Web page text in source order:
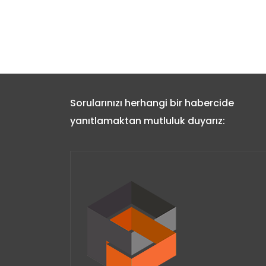
Sorularınızı herhangi bir habercide
yanıtlamaktan mutluluk duyarız: